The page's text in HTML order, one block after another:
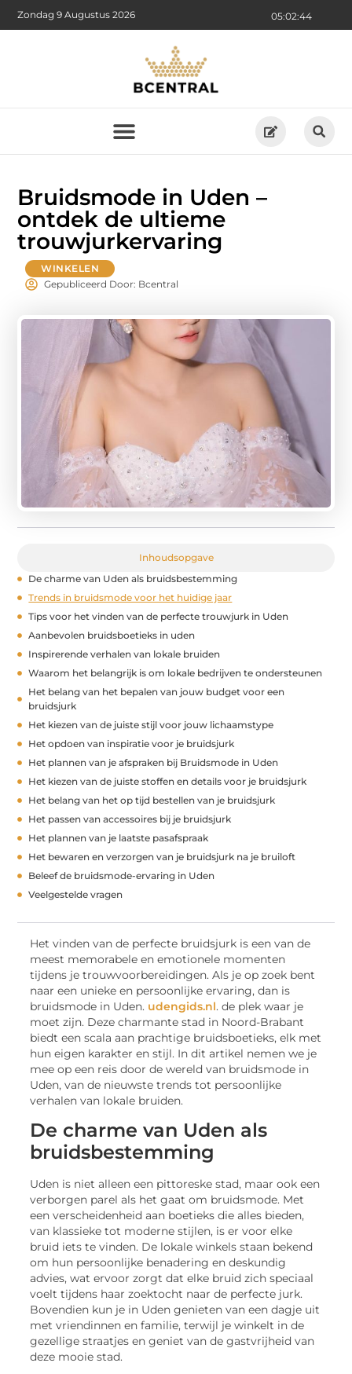
05:02:45
Zondag 9 Augustus 2026
Bruidsmode in Uden –
ontdek de ultieme
trouwjurkervaring
WINKELEN
Gepubliceerd Door: Bcentral
Inhoudsopgave
De charme van Uden als bruidsbestemming
Trends in bruidsmode voor het huidige jaar
Tips voor het vinden van de perfecte trouwjurk in Uden
Aanbevolen bruidsboetieks in uden
Inspirerende verhalen van lokale bruiden
Waarom het belangrijk is om lokale bedrijven te ondersteunen
Het belang van het bepalen van jouw budget voor een
bruidsjurk
Het kiezen van de juiste stijl voor jouw lichaamstype
Het opdoen van inspiratie voor je bruidsjurk
Het plannen van je afspraken bij Bruidsmode in Uden
Het kiezen van de juiste stoffen en details voor je bruidsjurk
Het belang van het op tijd bestellen van je bruidsjurk
Het passen van accessoires bij je bruidsjurk
Het plannen van je laatste pasafspraak
Het bewaren en verzorgen van je bruidsjurk na je bruiloft
Beleef de bruidsmode-ervaring in Uden
Veelgestelde vragen
Het vinden van de perfecte bruidsjurk is een van de
meest memorabele en emotionele momenten
tijdens je trouwvoorbereidingen. Als je op zoek bent
naar een unieke en persoonlijke ervaring, dan is
bruidsmode in Uden. udengids.nl. de plek waar je
moet zijn. Deze charmante stad in Noord-Brabant
biedt een scala aan prachtige bruidsboetieks, elk met
hun eigen karakter en stijl. In dit artikel nemen we je
mee op een reis door de wereld van bruidsmode in
Uden, van de nieuwste trends tot persoonlijke
verhalen van lokale bruiden.
De charme van Uden als
bruidsbestemming
Uden is niet alleen een pittoreske stad, maar ook een
verborgen parel als het gaat om bruidsmode. Met
een verscheidenheid aan boetieks die alles bieden,
van klassieke tot moderne stijlen, is er voor elke
bruid iets te vinden. De lokale winkels staan bekend
om hun persoonlijke benadering en deskundig
advies, wat ervoor zorgt dat elke bruid zich speciaal
voelt tijdens haar zoektocht naar de perfecte jurk.
Bovendien kun je in Uden genieten van een dagje uit
met vriendinnen en familie, terwijl je winkelt in de
gezellige straatjes en geniet van de gastvrijheid van
deze mooie stad.